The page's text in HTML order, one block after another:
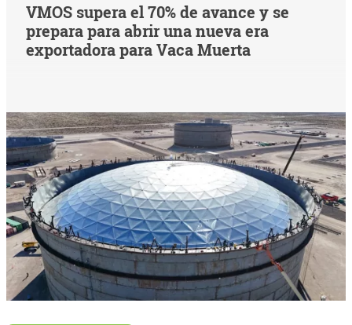
VMOS supera el 70% de avance y se
prepara para abrir una nueva era
exportadora para Vaca Muerta